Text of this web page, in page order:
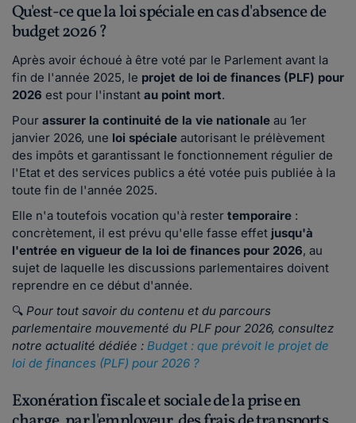
Qu'est-ce que la loi spéciale en cas d'absence de
budget 2026 ?
Après avoir échoué à être voté par le Parlement avant la
fin de l'année 2025, le projet de loi de finances (PLF) pour
2026 est pour l'instant au point mort.
Pour assurer la continuité de la vie nationale au 1er
janvier 2026, une loi spéciale autorisant le prélèvement
des impôts et garantissant le fonctionnement régulier de
l'Etat et des services publics a été votée puis publiée à la
toute fin de l'année 2025.
Elle n'a toutefois vocation qu'à rester temporaire :
concrètement, il est prévu qu'elle fasse effet jusqu'à
l'entrée en vigueur de la loi de finances pour 2026, au
sujet de laquelle les discussions parlementaires doivent
reprendre en ce début d'année.
🔍 Pour tout savoir du contenu et du parcours
parlementaire mouvementé du PLF pour 2026, consultez
notre actualité dédiée : Budget : que prévoit le projet de
loi de finances (PLF) pour 2026 ?
Exonération fiscale et sociale de la prise en